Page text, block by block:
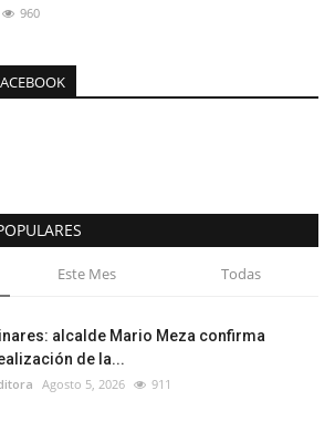
960
Este Mes Todas
alcalde Mario Meza confirma
de la...
Agosto 5, 2026 911